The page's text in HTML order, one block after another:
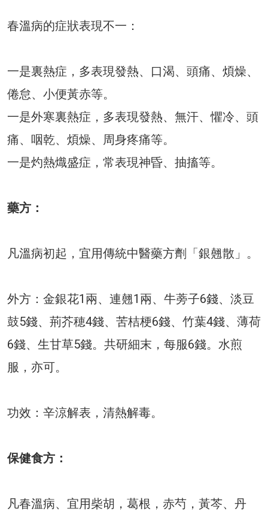
春溫病的症狀表現不一：
一是裏熱症，多表現發熱、口渴、頭痛、煩燥、
倦怠、小便黃赤等。
一是外寒裏熱症，多表現發熱、無汗、懼冷、頭
痛、咽乾、煩燥、周身疼痛等。
一是灼熱熾盛症，常表現神昏、抽搐等。
藥方：
凡溫病初起，宜用傳統中醫藥方劑「銀翹散」。
外方：金銀花1兩、連翹1兩、牛蒡子6錢、淡豆
鼓5錢、荊芥穂4錢、苦桔梗6錢、竹葉4錢、薄荷
6錢、生甘草5錢。共研細末，每服6錢。水煎
服，亦可。
功效：辛涼解表，清熱解毒。
保健食方：
凡春溫病、宜用柴胡，葛根，赤芍，黃芩、丹